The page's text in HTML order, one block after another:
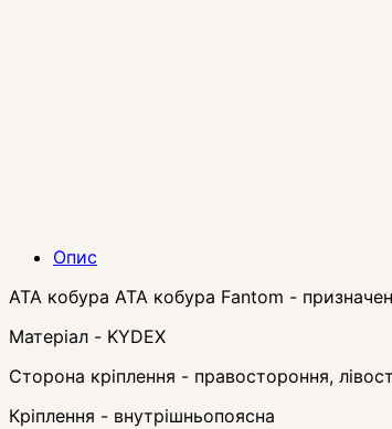
Опис
ATA кобура ATA кобура Fantom -
Матеріал - KYDEX
Сторона кріплення - правостороння,
Кріплення - внутрішньопоясна